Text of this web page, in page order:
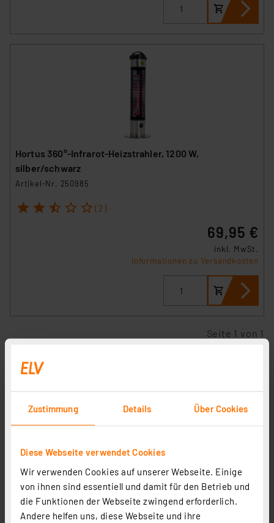
Zustimmung Details Über Cookies
Diese Webseite verwendet Cookies
Wir verwenden Cookies auf unserer Webseite. Einige
von ihnen sind essentiell und damit für den Betrieb und
die Funktionen der Webseite zwingend erforderlich.
Andere helfen uns, diese Webseite und ihre
Hortus 360°-Infrarot-Heizstrahler, 1200 W,
silber/schwarz
Artikel-Nr. 250985
1 2 3 4 5 (2)
69,95 €
inkl. MwSt.
Informationen zu Versandkosten
Seite 1 von 1
Punktgenau und effizient heizen –
Infrarot-Heiztechnik
energieeffzient, sie verursacht – wichtig für
Allergiker – keine Luftumwälzung, und sie ist einfach
Technik vor allem deshalb, dass sie Strahlungswärme
punktgenau und schnell abgibt, denn die Infrarot-
Strahlung erwärmt nicht die umgebende Luft,
sondern nur die Objekte, auf die sie auftrifft und das
auch bei leichtem Wind. Deshalb ist sie z. B. auch als